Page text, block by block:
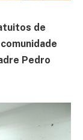
de
Pedro